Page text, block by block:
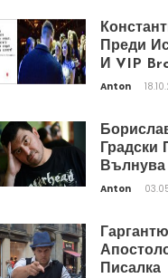
Преди
И VIP
Anton
Вълнува
Anton
Писалка